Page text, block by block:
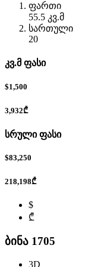
ფართი
55.5 კვ.მ
სართული
20
კვ.მ ფასი
$1,500
3,932₾
სრული ფასი
$83,250
218,198₾
$
₾
ბინა 1705
3D